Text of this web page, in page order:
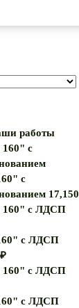
работы
с
17,150
с ЛДСП
₽
с ЛДСП